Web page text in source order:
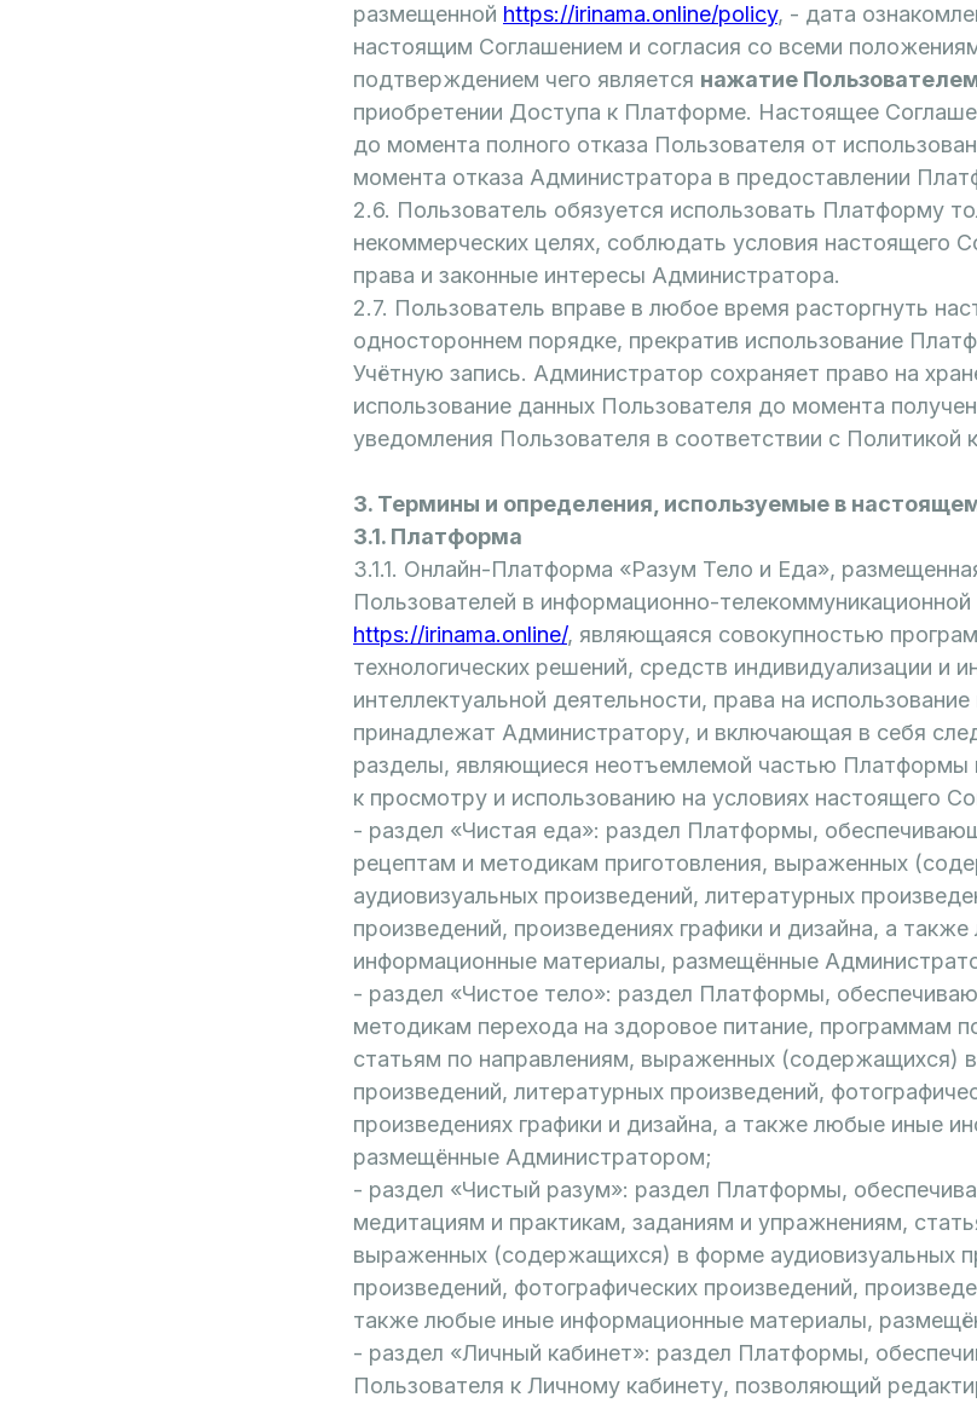
размещенной https://irinama.online/policy, - дата
настоящим Соглашением и согласия со всеми
подтверждением чего является нажатие
приобретении Доступа к Платформе. Настоящее
до момента полного отказа Пользователя от
момента отказа Администратора в предоставлении
2.6. Пользователь обязуется использовать Платформу
некоммерческих целях, соблюдать условия настоящего
права и законные интересы Администратора.
2.7. Пользователь вправе в любое время расторгнуть
одностороннем порядке, прекратив использование
Учётную запись. Администратор сохраняет право на
использование данных Пользователя до момента
уведомления Пользователя в соответствии с Политикой
3. Термины и определения, используемые в
3.1. Платформа
3.1.1. Онлайн-Платформа «Разум Тело и Еда»,
Пользователей в информационно-
https://irinama.online/, являющаяся совокупностью
технологических решений, средств индивидуализации и
интеллектуальной деятельности, права на
принадлежат Администратору, и включающая в себя
разделы, являющиеся неотъемлемой частью Платформы
к просмотру и использованию на условиях настоящего
- раздел «Чистая еда»: раздел Платформы,
рецептам и методикам приготовления, выраженных
аудиовизуальных произведений, литературных
произведений, произведениях графики и дизайна, а
информационные материалы, размещённые
- раздел «Чистое тело»: раздел Платформы,
методикам перехода на здоровое питание, программам
статьям по направлениям, выраженных (содержащихся)
произведений, литературных произведений,
произведениях графики и дизайна, а также любые иные
размещённые Администратором;
- раздел «Чистый разум»: раздел Платформы,
медитациям и практикам, заданиям и упражнениям,
выраженных (содержащихся) в форме аудиовизуальных
произведений, фотографических произведений,
также любые иные информационные материалы,
- раздел «Личный кабинет»: раздел Платформы,
Пользователя к Личному кабинету, позволяющий